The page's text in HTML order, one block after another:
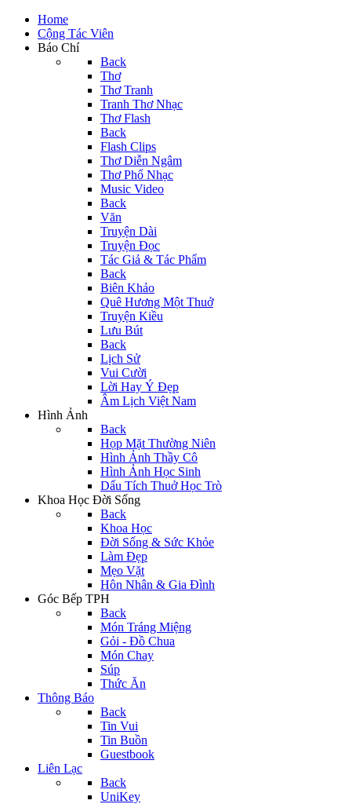
Home
Cộng Tác Viên
Báo Chí
Back
Thơ
Thơ Tranh
Tranh Thơ Nhạc
Thơ Flash
Back
Flash Clips
Thơ Diễn Ngâm
Thơ Phổ Nhạc
Music Video
Back
Văn
Truyện Dài
Truyện Đọc
Tác Giả & Tác Phẩm
Back
Biên Khảo
Quê Hương Một Thuở
Truyện Kiều
Lưu Bút
Back
Lịch Sử
Vui Cười
Lời Hay Ý Đẹp
Âm Lịch Việt Nam
Hình Ảnh
Back
Họp Mặt Thường Niên
Hình Ảnh Thầy Cô
Hình Ảnh Học Sinh
Dấu Tích Thuở Học Trò
Khoa Học Đời Sống
Back
Khoa Học
Đời Sống & Sức Khỏe
Làm Đẹp
Mẹo Vặt
Hôn Nhân & Gia Đình
Góc Bếp TPH
Back
Món Tráng Miệng
Gỏi - Đồ Chua
Món Chay
Súp
Thức Ăn
Thông Báo
Back
Tin Vui
Tin Buồn
Guestbook
Liên Lạc
Back
UniKey